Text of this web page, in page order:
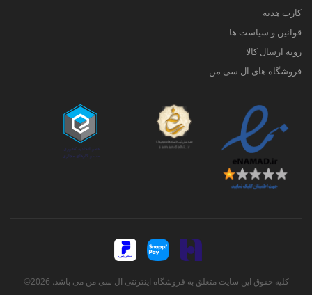
کارت هدیه
قوانین و سیاست ها
رویه ارسال کالا
فروشگاه های ال سی من
کلیه حقوق این سایت متعلق به فروشگاه اینترنتی ال سی من می باشد. 2026©